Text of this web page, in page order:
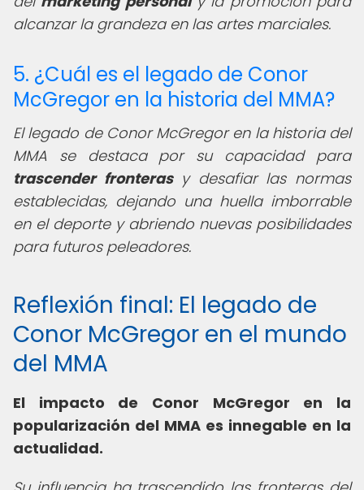
alcanzar la grandeza en las artes marciales.
5. ¿Cuál es el legado de Conor
McGregor en la historia del MMA?
El legado de Conor McGregor en la historia del
MMA se destaca por su capacidad para
trascender fronterasy desafiar las normas
establecidas, dejando una huella imborrable
en el deporte y abriendo nuevas posibilidades
para futuros peleadores.
Reflexión final: El legado de
Conor McGregor en el mundo
del MMA
El impacto de Conor McGregor en la
popularización del MMA es innegable en la
actualidad.